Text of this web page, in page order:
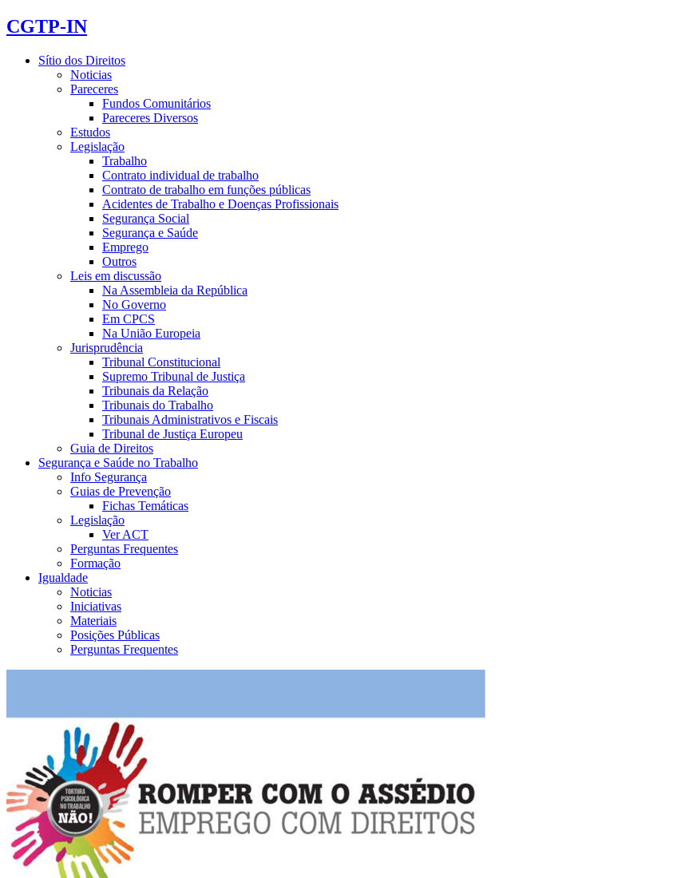
CGTP-IN
Sítio dos Direitos
Noticias
Pareceres
Fundos Comunitários
Pareceres Diversos
Estudos
Legislação
Trabalho
Contrato individual de trabalho
Contrato de trabalho em funções públicas
Acidentes de Trabalho e Doenças Profissionais
Segurança Social
Segurança e Saúde
Emprego
Outros
Leis em discussão
Na Assembleia da República
No Governo
Em CPCS
Na União Europeia
Jurisprudência
Tribunal Constitucional
Supremo Tribunal de Justiça
Tribunais da Relação
Tribunais do Trabalho
Tribunais Administrativos e Fiscais
Tribunal de Justiça Europeu
Guia de Direitos
Segurança e Saúde no Trabalho
Info Segurança
Guias de Prevenção
Fichas Temáticas
Legislação
Ver ACT
Perguntas Frequentes
Formação
Igualdade
Noticias
Iniciativas
Materiais
Posições Públicas
Perguntas Frequentes